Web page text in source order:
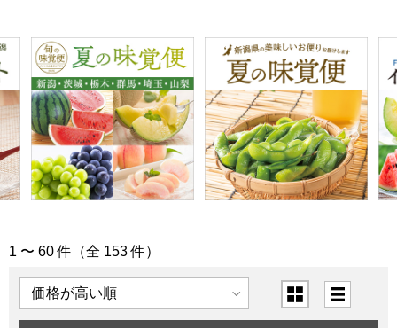
「北陸･信越」の商品一覧
1 〜 60 件（全 153 件）
表示順 表示切替